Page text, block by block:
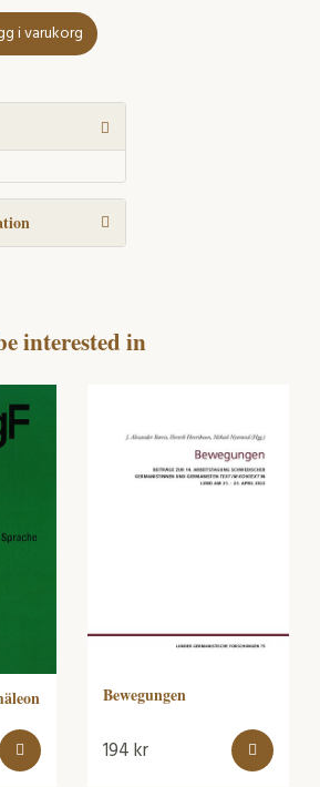
i varukorg
interested in
Bewegungen
194kr